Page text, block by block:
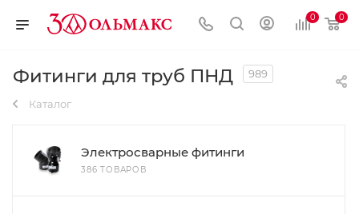
0 0
Фитинги для труб ПНД 989
Каталог
Электросварные фитинги
386 ТОВАРОВ